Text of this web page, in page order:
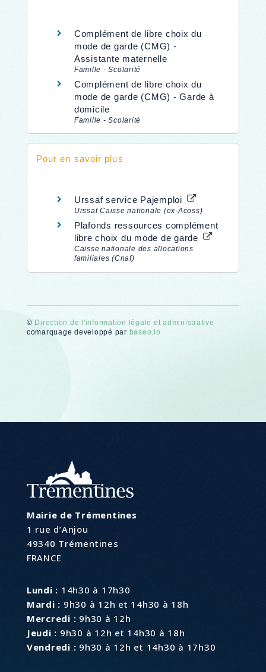
Complément de libre choix du
mode de garde (CMG) -
Assistante maternelle
Famille - Scolarité
Complément de libre choix du
mode de garde (CMG) - Garde à
domicile
Famille - Scolarité
Pour en savoir plus
Urssaf service Pajemploi
Urssaf Caisse nationale (ex-Acoss)
Plafonds ressources complément
libre choix du mode de garde
Caisse nationale des allocations
familiales (Cnaf)
© Direction de l'information légale et administrative
comarquage developpé par baseo.io
Mairie de Trémentines
1 rue d’Anjou
49340 Trémentines
FRANCE
Lundi : 14h30 à 17h30
Mardi : 9h30 à 12h et 14h30 à 18h
Mercredi : 9h30 à 12h
Jeudi : 9h30 à 12h et 14h30 à 18h
Vendredi : 9h30 à 12h et 14h30 à 17h30